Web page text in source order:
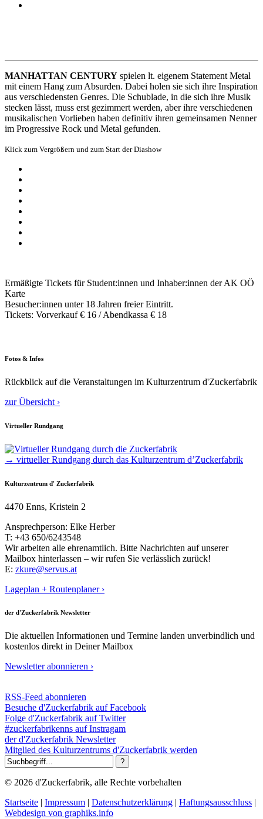
MANHATTAN CENTURY spielen lt. eigenem Statement Metal
mit einem Hang zum Absurden. Dabei holen sie sich ihre Inspiration
aus verschiedensten Genres. Die Schublade, in die sich ihre Musik
stecken lässt, muss erst gezimmert werden, aber ihre verschiedenen
musikalischen Vorlieben haben definitiv ihren gemeinsamen Nenner
im Progressive Rock und Metal gefunden.
Klick zum Vergrößern und zum Start der Diashow
Ermäßigte Tickets für Student:innen und Inhaber:innen der AK OÖ
Karte
Besucher:innen unter 18 Jahren freier Eintritt.
Tickets: Vorverkauf € 16 / Abendkassa € 18
Fotos & Infos
Rückblick auf die Veranstaltungen im Kulturzentrum d'Zuckerfabrik
zur Übersicht ›
Virtueller Rundgang
→ virtueller Rundgang durch das Kulturzentrum d’Zuckerfabrik
Kulturzentrum d' Zuckerfabrik
4470 Enns, Kristein 2
Ansprechperson: Elke Herber
T: +43 650/6243548
Wir arbeiten alle ehrenamtlich. Bitte Nachrichten auf unserer
Mailbox hinterlassen – wir rufen Sie verlässlich zurück!
E: zkure@servus.at
Lageplan + Routenplaner ›
der d'Zuckerfabrik Newsletter
Die aktuellen Informationen und Termine landen unverbindlich und
kostenlos direkt in Deiner Mailbox
Newsletter abonnieren ›
RSS-Feed abonnieren
Besuche d'Zuckerfabrik auf Facebook
Folge d'Zuckerfabrik auf Twitter
#zuckerfabrikenns auf Instragam
der d'Zuckerfabrik Newsletter
Mitglied des Kulturzentrums d'Zuckerfabrik werden
© 2026 d'Zuckerfabrik, alle Rechte vorbehalten
Startseite | Impressum | Datenschutzerklärung | Haftungsausschluss |
Webdesign von graphiks.info